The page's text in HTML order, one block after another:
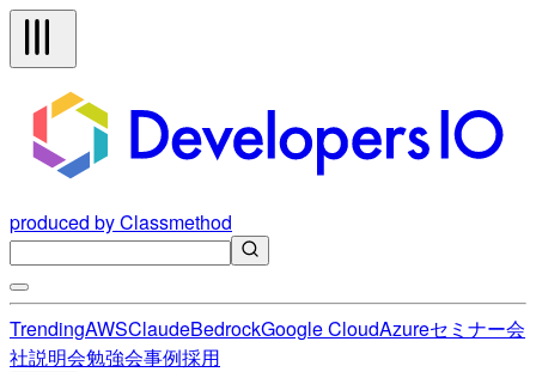
produced by Classmethod
TrendingAWSClaudeBedrockGoogle CloudAzureセミナー会
社説明会勉強会事例採用